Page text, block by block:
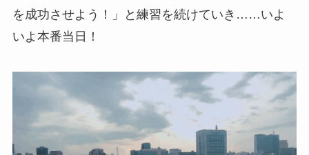
を成功させよう！」と練習を続けていき……いよ
いよ本番当日！